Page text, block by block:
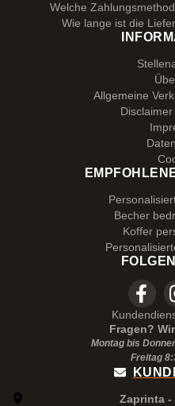
Welche
Wie lange ist die
Allgemeine
Becher
Koffer
Fragen?
Montag bis
Freitag
Zaprinta -